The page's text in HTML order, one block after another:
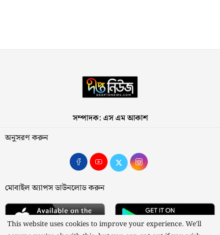
সম্পাদক: এস এম আকাশ
অনুসরণ করুন
মোবাইল অ্যাপস ডাউনলোড করুন
This website uses cookies to improve your experience. We'll